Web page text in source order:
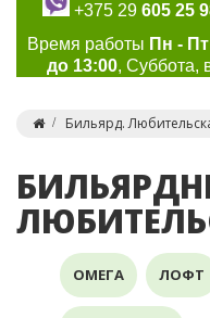
+375 29 605 25
Время работы Пн -
до 13:00, Суббота,
Бильярд.
ОМЕГА ЛОФТ